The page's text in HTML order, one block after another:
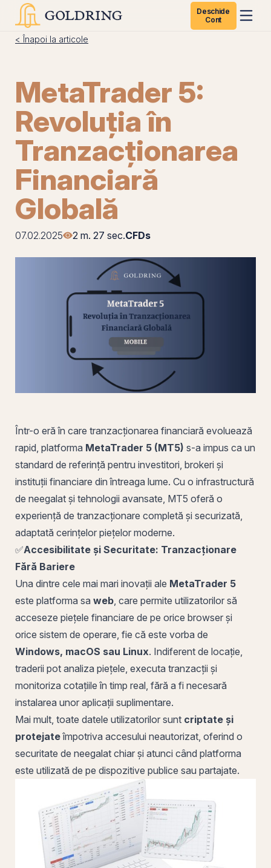
Deschide
Cont
< Înapoi la articole
MetaTrader 5:
Revoluția în
Tranzacționarea
Financiară
Globală
07.02.2025 2 m. 27 sec.CFDs
Într-o eră în care tranzacționarea financiară evoluează
rapid, platforma MetaTrader 5 (MT5) s-a impus ca un
standard de referință pentru investitori, brokeri și
instituții financiare din întreaga lume. Cu o infrastructură
de neegalat și tehnologii avansate, MT5 oferă o
experiență de tranzacționare completă și securizată,
adaptată cerințelor piețelor moderne.
✅Accesibilitate și Securitate: Tranzacționare
Fără Bariere
Una dintre cele mai mari inovații ale MetaTrader 5
este platforma sa web , care permite utilizatorilor să
acceseze piețele financiare de pe orice browser și
orice sistem de operare, fie că este vorba de
Windows, macOS sau Linux. Indiferent de locație,
traderii pot analiza piețele, executa tranzacții și
monitoriza cotațiile în timp real, fără a fi necesară
instalarea unor aplicații suplimentare.
Mai mult, toate datele utilizatorilor sunt criptate și
protejateîmpotriva accesului neautorizat, oferind o
securitate de neegalat chiar și atunci când platforma
este utilizată de pe dispozitive publice sau partajate.